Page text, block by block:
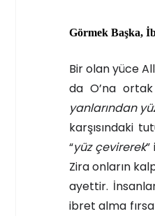
Görmek Başka,
Bir olan yüce
da O’na
yanlarından
karşısındaki
“yüz çevirerek
Zira onların
ayettir.
ibret alma